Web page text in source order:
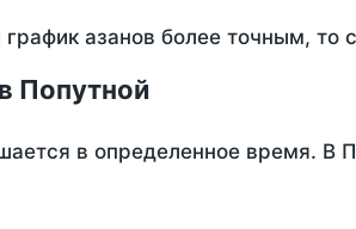
азанов более точным, то
Попутной
в определенное время. В